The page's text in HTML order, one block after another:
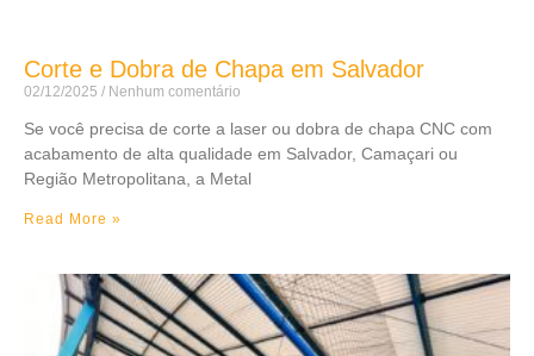
Corte e Dobra de Chapa em Salvador
02/12/2025 Nenhum comentário
Se você precisa de corte a laser ou dobra de chapa CNC com
acabamento de alta qualidade em Salvador, Camaçari ou
Região Metropolitana, a Metal
Read More »